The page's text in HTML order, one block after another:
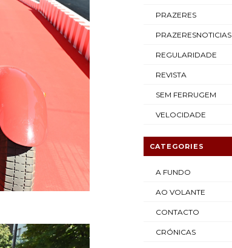
PRAZERES
PRAZERESNOTICIAS
REGULARIDADE
REVISTA
SEM FERRUGEM
VELOCIDADE
CATEGORIES
A FUNDO
AO VOLANTE
CONTACTO
CRÓNICAS